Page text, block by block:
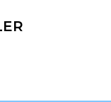
ve diğer
formunu